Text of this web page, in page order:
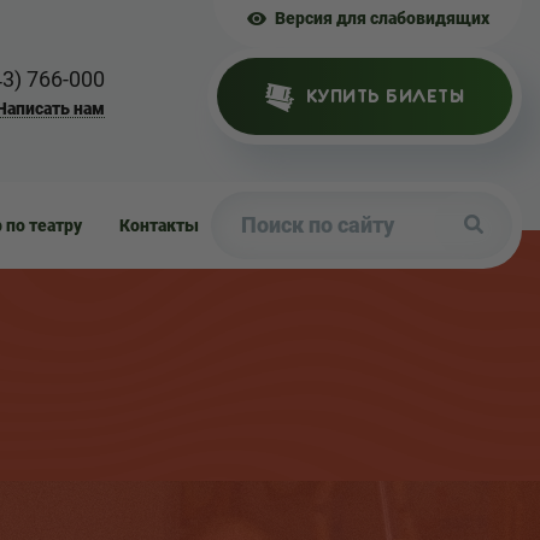
Версия для слабовидящих
766-000
нам
КУПИТЬ БИЛЕТЫ
по театру Контакты